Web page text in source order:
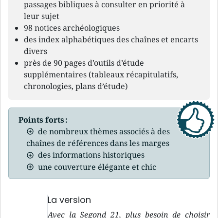
passages bibliques à consulter en priorité à
leur sujet
98 notices archéologiques
des index alphabétiques des chaînes et encarts
divers
près de 90 pages d’outils d’étude
supplémentaires (tableaux récapitulatifs,
chronologies, plans d’étude)
Points forts :
de nombreux thèmes associés à des
chaînes de références dans les marges
des informations historiques
une couverture élégante et chic
La version
Avec la Segond 21, plus besoin de choisir